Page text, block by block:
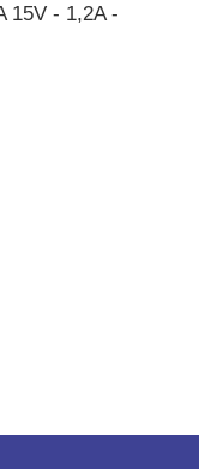
15V - 1,2A -